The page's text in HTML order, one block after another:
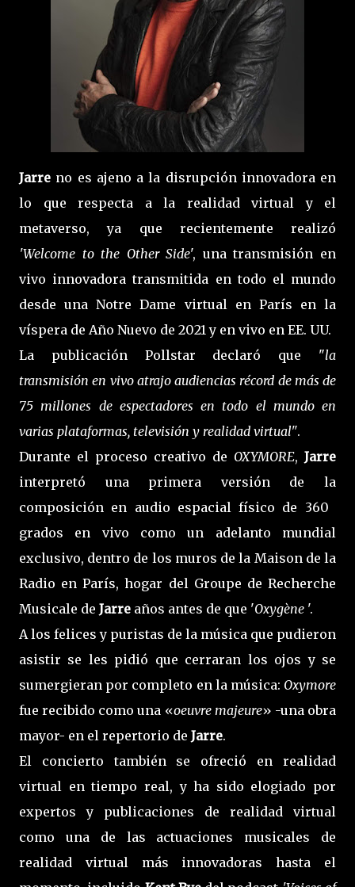
Jarre no es ajeno a la disrupción innovadora en
lo que respecta a la realidad virtual y el
metaverso, ya que recientemente realizó
'Welcome to the Other Side', una transmisión en
vivo innovadora transmitida en todo el mundo
desde una Notre Dame virtual en París en la
víspera de Año Nuevo de 2021 y en vivo en EE. UU.
La publicación Pollstar declaró que "la
transmisión en vivo atrajo audiencias récord de más de
75 millones de espectadores en todo el mundo en
varias plataformas, televisión y realidad virtual".
Durante el proceso creativo de OXYMORE, Jarre
interpretó una primera versión de la
composición en audio espacial físico de 360 ​​
grados en vivo como un adelanto mundial
exclusivo, dentro de los muros de la Maison de la
Radio en París, hogar del Groupe de Recherche
Musicale de Jarre años antes de que 'Oxygène '.
A los felices y puristas de la música que pudieron
asistir se les pidió que cerraran los ojos y se
sumergieran por completo en la música: Oxymore
fue recibido como una «oeuvre majeure» -una obra
mayor- en el repertorio de Jarre.
El concierto también se ofreció en realidad
virtual en tiempo real, y ha sido elogiado por
expertos y publicaciones de realidad virtual
como una de las actuaciones musicales de
realidad virtual más innovadoras hasta el